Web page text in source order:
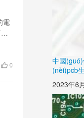
電
0
中國(guó)
(nèi)pcb
2023年6